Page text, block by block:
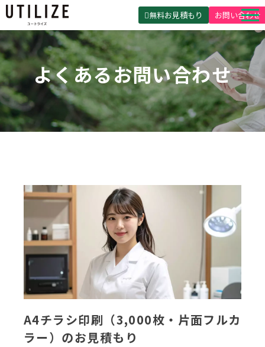
無料お見積もり お問い合わせ
UTILIZEとは
製品・サービス
無料見積ガイド
選ばれる理由
よくあるお問い合わせ
A4チラシ印刷（3,000枚・片面フルカ
ラー）のお見積もり